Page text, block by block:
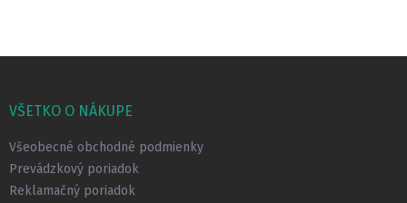
pVŠETKO O NÁKUPE
Všeobecné obchodné podmienky
Prevádzkový poriadok
Reklamačný poriadok